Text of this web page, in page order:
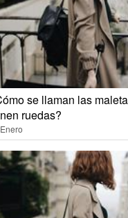
se llaman las
ruedas?